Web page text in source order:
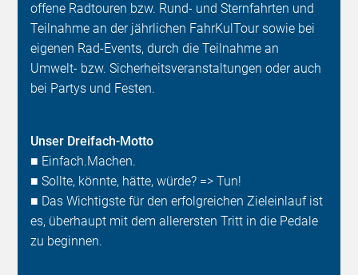
offene Radtouren bzw. Rund- und Sternfahrten und
Teilnahme an der jährlichen FahrKulTour sowie bei
eigenen Rad-Events, durch die Teilnahme an
Umwelt- bzw. Sicherheitsveranstaltungen oder auch
bei Partys und Festen.
Unser Dreifach-Motto
■ Einfach.Machen.
■ Sollte, könnte, hätte, würde? => Tun!
■ Das Wichtigste für den erfolgreichen Zieleinlauf ist
es, überhaupt mit dem allerersten Tritt in die Pedale
zu beginnen.